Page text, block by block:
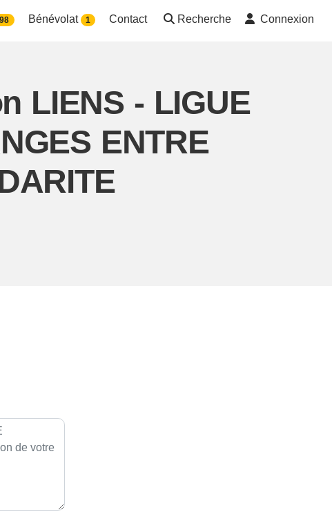
98 Bénévolat 1 Contact Recherche Connexion
LIENS - LIGUE
ENTRE